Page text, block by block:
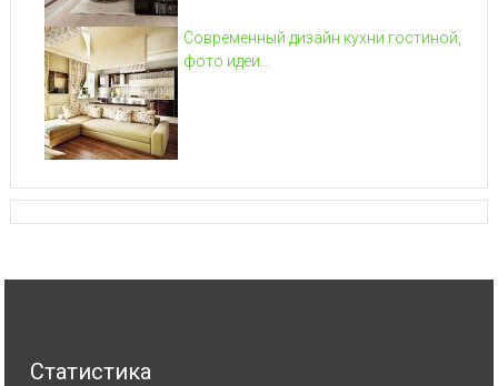
Современный дизайн кухни гостиной,
фото идеи...
Статистика